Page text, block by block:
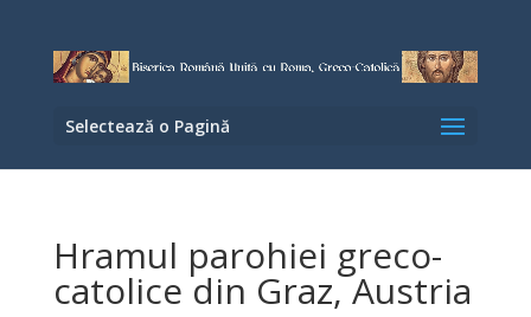
Selectează o Pagină
Hramul parohiei greco-
catolice din Graz, Austria